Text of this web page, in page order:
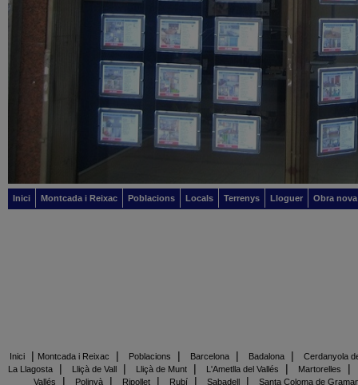
Inici Montcada i Reixac Poblacions Locals Terrenys Lloguer Obra nova
Inici| Montcada i Reixac | Poblacions | Barcelona| Badalona|
Cerdanyola
La Llagosta
| Lliçà de Vall | Lliçà de Munt | L'Ametlla del Vallés | Martorelles
Vallés | Polinyà | Ripollet | Rubí | Sabadell |
Santa Coloma de